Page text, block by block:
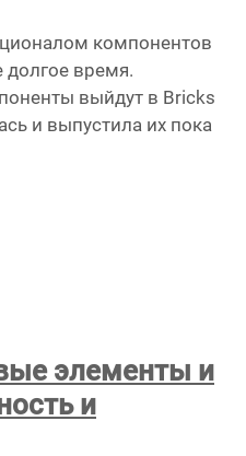
компонентов
долгое время.
выйдут в Bricks
и выпустила их пока
элементы и
и